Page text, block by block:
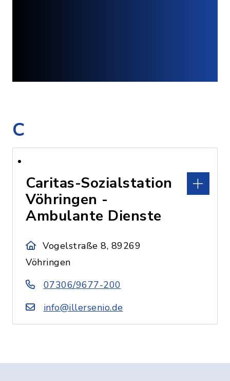
C
Caritas-Sozialstation
Vöhringen -
Ambulante Dienste
Vogelstraße 8, 89269
Vöhringen
07306/9677-200
info@illersenio.de